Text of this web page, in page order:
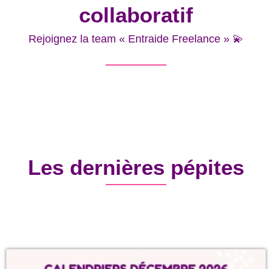
collaboratif
Rejoignez la team « Entraide Freelance » 💫
Les dernières pépites